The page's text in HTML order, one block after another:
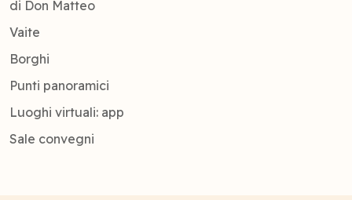
di Don Matteo
Vaite
Borghi
Punti panoramici
Luoghi virtuali: app
Sale convegni